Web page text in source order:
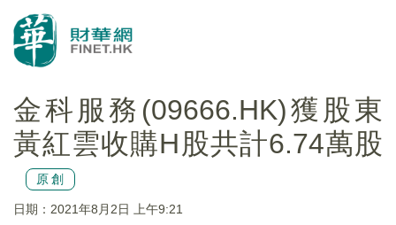
金科服務(09666.HK)獲股東
黃紅雲收購H股共計6.74萬股
原創
日期：2021年8月2日 上午9:21